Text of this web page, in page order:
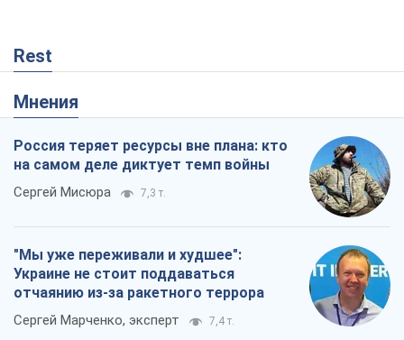
Rest
Мнения
Россия теряет ресурсы вне плана: кто
на самом деле диктует темп войны
Сергей Мисюра 7,3 т.
"Мы уже переживали и худшее":
Украине не стоит поддаваться
отчаянию из-за ракетного террора
Сергей Марченко, эксперт 7,4 т.